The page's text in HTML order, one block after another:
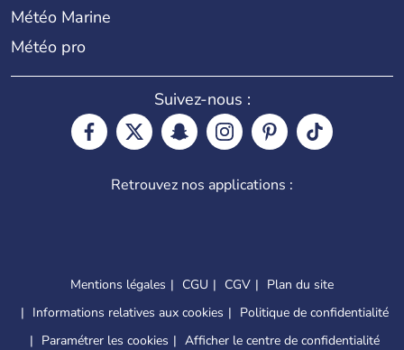
Météo Marine
Météo pro
Suivez-nous :
Retrouvez nos applications :
Mentions légales CGU CGV
Plan du site
Informations relatives aux cookies
Politique de confidentialité
Paramétrer les cookies
Afficher le centre de confidentialité